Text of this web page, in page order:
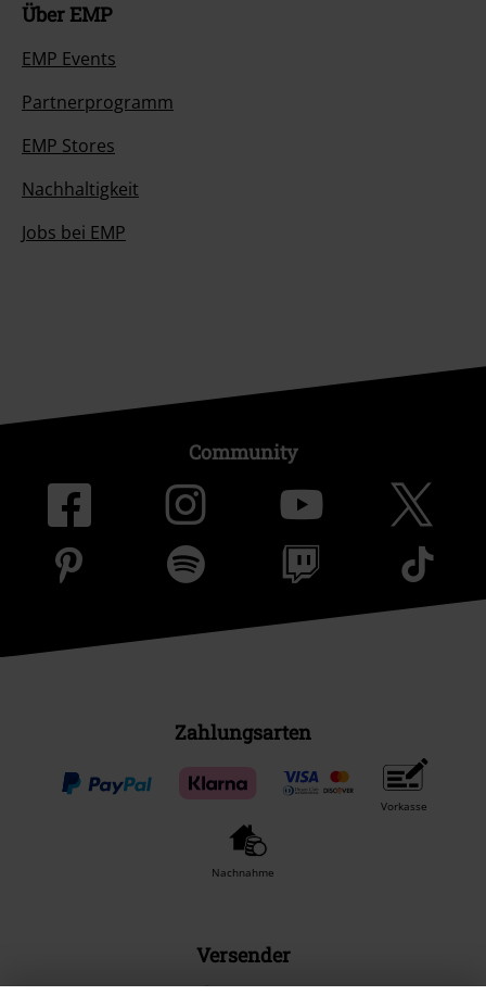
Über EMP
EMP Events
Partnerprogramm
EMP Stores
Nachhaltigkeit
Jobs bei EMP
Community
Zahlungsarten
Vorkasse
Nachnahme
Versender